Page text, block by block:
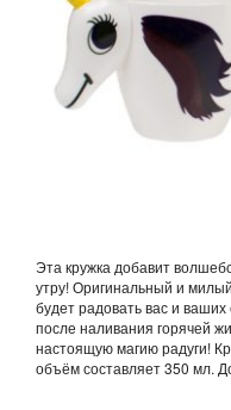
Эта кружка добавит
утру! Оригинальный и
будет радовать вас и
после наливания горячей
настоящую магию радуги!
объём составляет 350 мл.